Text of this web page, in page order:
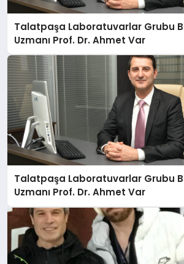
Talatpaşa Laboratuvarlar Grubu
Uzmanı Prof. Dr. Ahmet Var
Talatpaşa Laboratuvarlar Grubu
Uzmanı Prof. Dr. Ahmet Var